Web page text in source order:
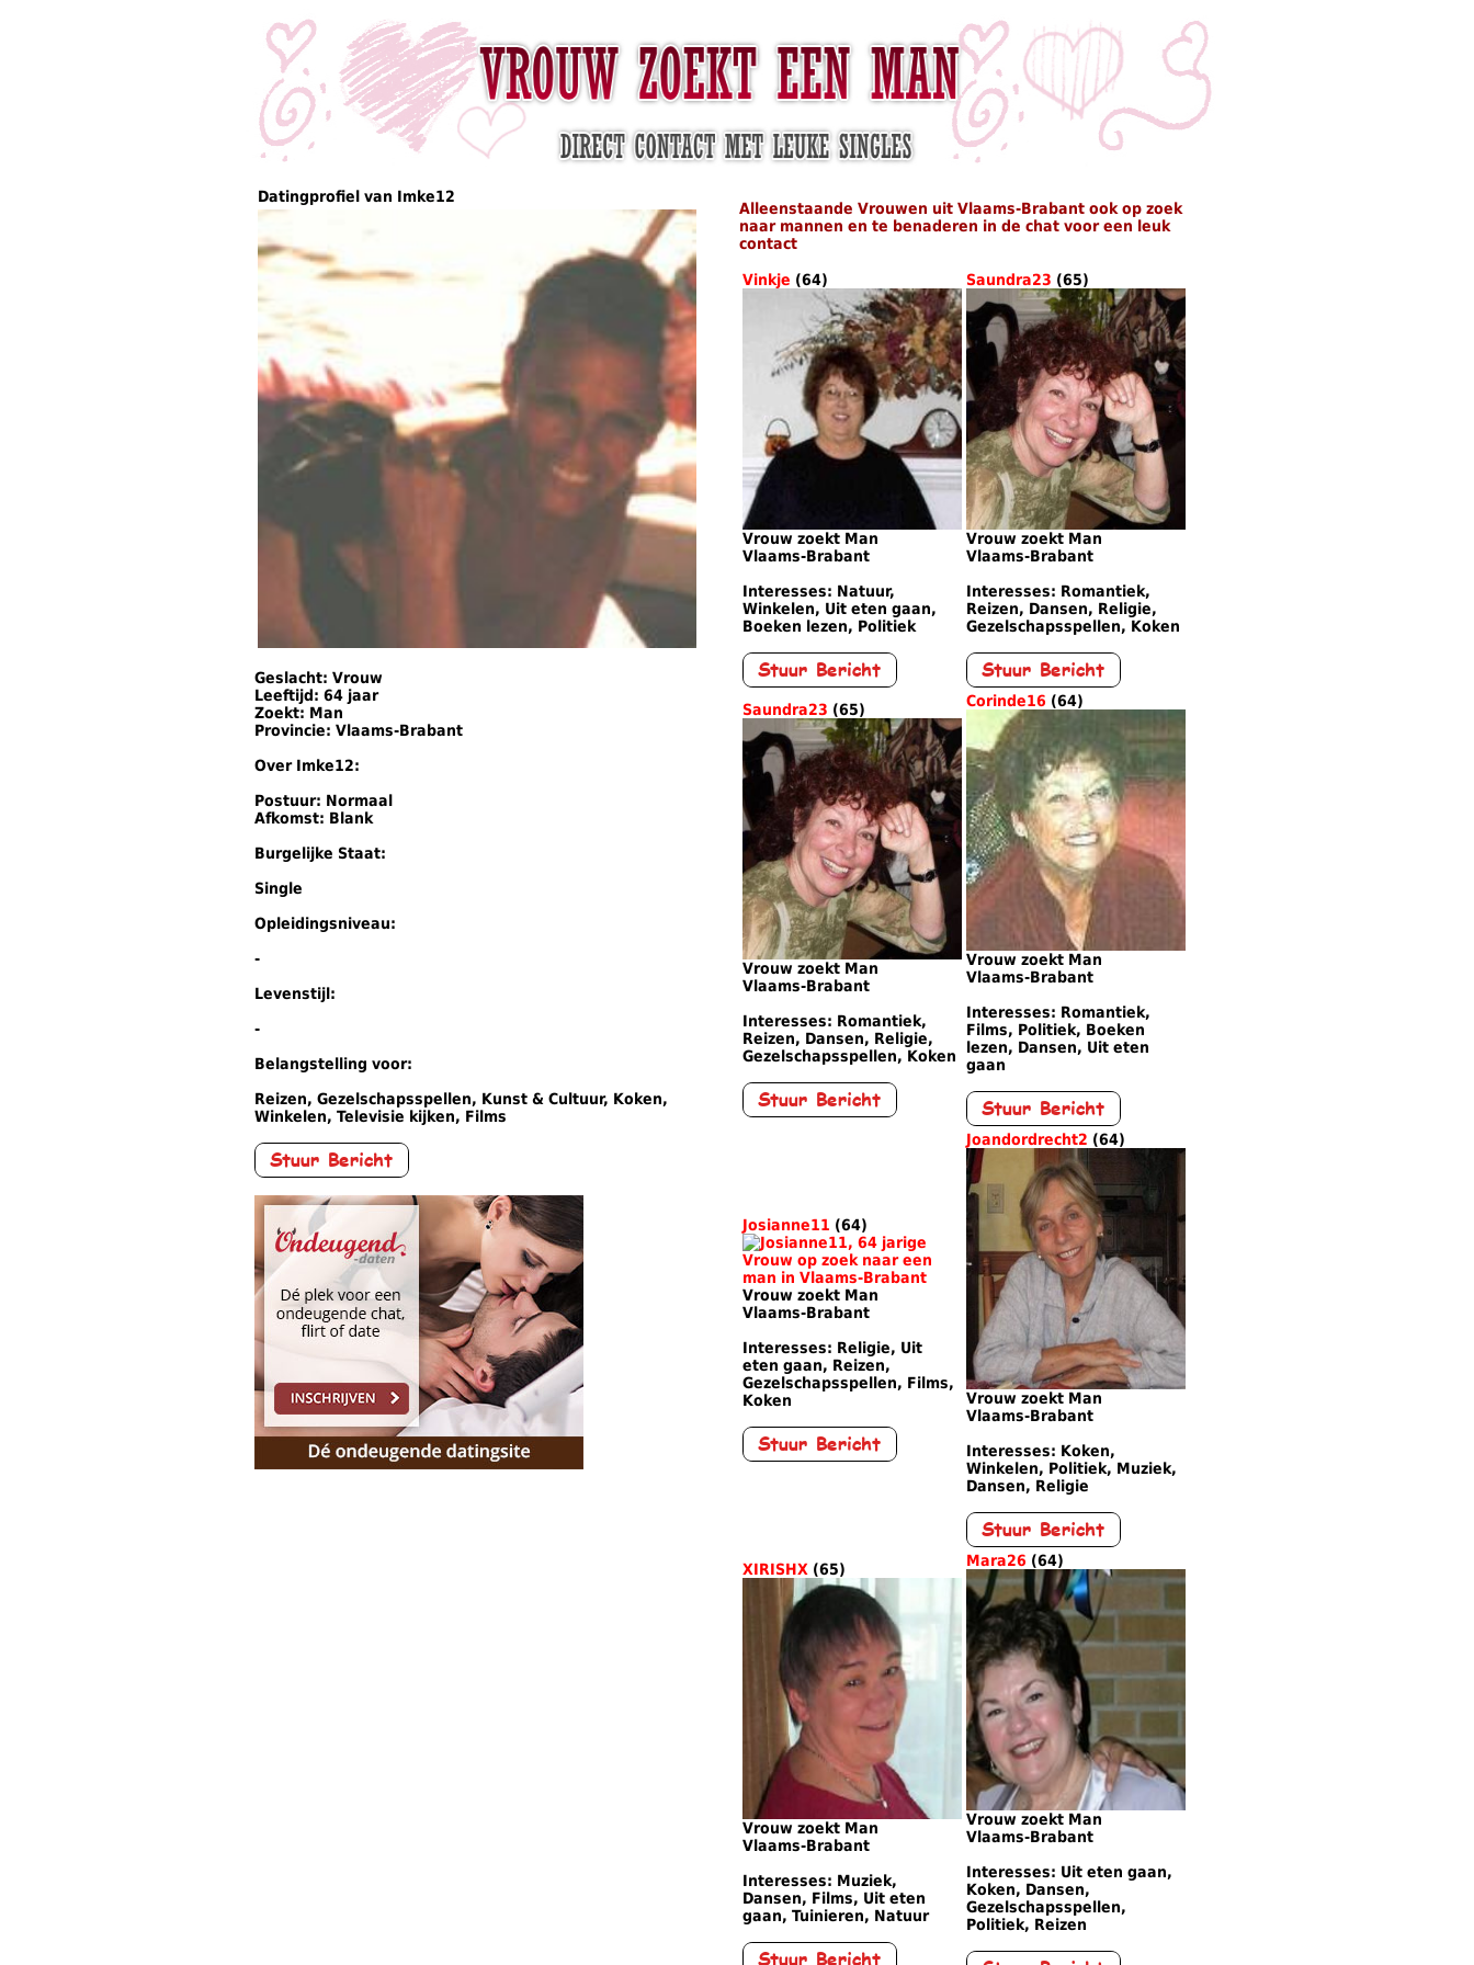
Datingprofiel van Imke12
Geslacht: Vrouw
Leeftijd: 64 jaar
Zoekt: Man
Provincie: Vlaams-Brabant
Over Imke12:
Postuur: Normaal
Afkomst: Blank
Burgelijke Staat:
Single
Opleidingsniveau:
-
Levenstijl:
-
Belangstelling voor:
Reizen, Gezelschapsspellen, Kunst & Cultuur, Koken,
Winkelen, Televisie kijken, Films
Alleenstaande Vrouwen uit Vlaams-Brabant ook op zoek
naar mannen en te benaderen in de chat voor een leuk
contact
Vinkje (64)
Vrouw zoekt Man
Vlaams-Brabant
Interesses: Natuur,
Winkelen, Uit eten gaan,
Boeken lezen, Politiek
Saundra23 (65)
Vrouw zoekt Man
Vlaams-Brabant
Interesses: Romantiek,
Reizen, Dansen, Religie,
Gezelschapsspellen, Koken
Saundra23 (65)
Vrouw zoekt Man
Vlaams-Brabant
Interesses: Romantiek,
Reizen, Dansen, Religie,
Gezelschapsspellen, Koken
Corinde16 (64)
Vrouw zoekt Man
Vlaams-Brabant
Interesses: Romantiek,
Films, Politiek, Boeken
lezen, Dansen, Uit eten
gaan
Josianne11 (64)
Vrouw zoekt Man
Vlaams-Brabant
Interesses: Religie, Uit
eten gaan, Reizen,
Gezelschapsspellen, Films,
Koken
Joandordrecht2 (64)
Vrouw zoekt Man
Vlaams-Brabant
Interesses: Koken,
Winkelen, Politiek, Muziek,
Dansen, Religie
XIRISHX (65)
Vrouw zoekt Man
Vlaams-Brabant
Interesses: Muziek,
Dansen, Films, Uit eten
gaan, Tuinieren, Natuur
Mara26 (64)
Vrouw zoekt Man
Vlaams-Brabant
Interesses: Uit eten gaan,
Koken, Dansen,
Gezelschapsspellen,
Politiek, Reizen